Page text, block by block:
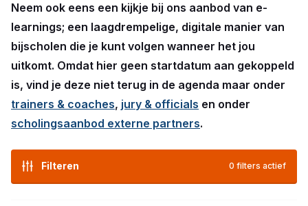
Neem ook eens een kijkje bij ons aanbod van e-
learnings; een laagdrempelige, digitale manier van
bijscholen die je kunt volgen wanneer het jou
uitkomt. Omdat hier geen startdatum aan gekoppeld
is, vind je deze niet terug in de agenda maar onder
trainers & coaches, jury & officials en onder
scholingsaanbod externe partners.
Filteren 0 filters actief